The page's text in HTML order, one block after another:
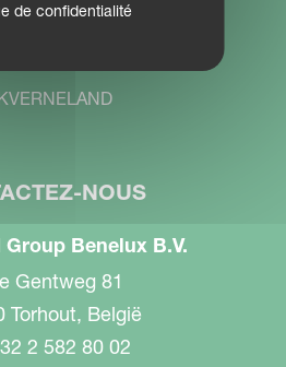
téléchargement
NOUS
Benelux B.V.
Gentweg 81
Torhout, België
2 582 80 02
de confidentialité